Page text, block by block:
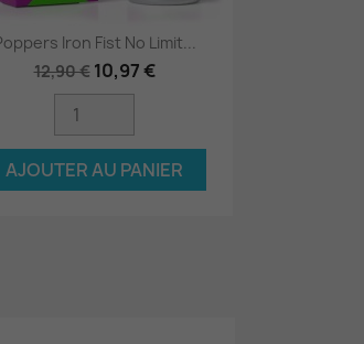
Aperçu rapide
Iron Fist No Limit...
12,90 € 10,97 €
AJOUTER AU PANIER